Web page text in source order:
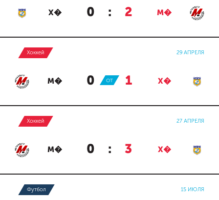
Х� 0 : 2 М�
Хоккей 29 АПРЕЛЯ
М� 0 : 1 Х�
ОТ
Хоккей 27 АПРЕЛЯ
М� 0 : 3 Х�
Футбол 15 ИЮЛЯ